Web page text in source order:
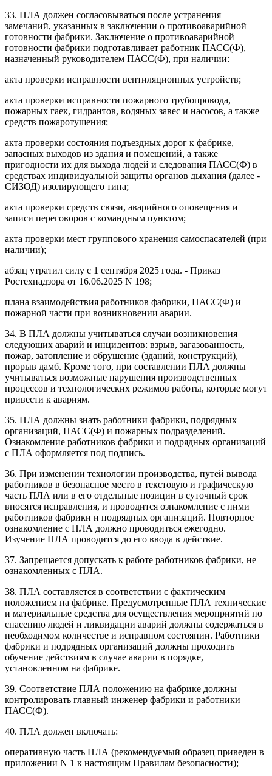
33. ПЛА должен согласовываться после устранения
замечаний, указанных в заключении о противоаварийной
готовности фабрики. Заключение о противоаварийной
готовности фабрики подготавливает работник ПАСС(Ф),
назначенный руководителем ПАСС(Ф), при наличии:
акта проверки исправности вентиляционных устройств;
акта проверки исправности пожарного трубопровода,
пожарных гаек, гидрантов, водяных завес и насосов, а также
средств пожаротушения;
акта проверки состояния подъездных дорог к фабрике,
запасных выходов из здания и помещений, а также
пригодности их для выхода людей и следования ПАСС(Ф) в
средствах индивидуальной защиты органов дыхания (далее -
СИЗОД) изолирующего типа;
акта проверки средств связи, аварийного оповещения и
записи переговоров с командным пунктом;
акта проверки мест группового хранения самоспасателей (при
наличии);
абзац утратил силу с 1 сентября 2025 года. - Приказ
Ростехнадзора от 16.06.2025 N 198;
плана взаимодействия работников фабрики, ПАСС(Ф) и
пожарной части при возникновении аварии.
34. В ПЛА должны учитываться случаи возникновения
следующих аварий и инцидентов: взрыв, загазованность,
пожар, затопление и обрушение (зданий, конструкций),
прорыв дамб. Кроме того, при составлении ПЛА должны
учитываться возможные нарушения производственных
процессов и технологических режимов работы, которые могут
привести к авариям.
35. ПЛА должны знать работники фабрики, подрядных
организаций, ПАСС(Ф) и пожарных подразделений.
Ознакомление работников фабрики и подрядных организаций
с ПЛА оформляется под подпись.
36. При изменении технологии производства, путей вывода
работников в безопасное место в текстовую и графическую
часть ПЛА или в его отдельные позиции в суточный срок
вносятся исправления, и проводится ознакомление с ними
работников фабрики и подрядных организаций. Повторное
ознакомление с ПЛА должно проводиться ежегодно.
Изучение ПЛА проводится до его ввода в действие.
37. Запрещается допускать к работе работников фабрики, не
ознакомленных с ПЛА.
38. ПЛА составляется в соответствии с фактическим
положением на фабрике. Предусмотренные ПЛА технические
и материальные средства для осуществления мероприятий по
спасению людей и ликвидации аварий должны содержаться в
необходимом количестве и исправном состоянии. Работники
фабрики и подрядных организаций должны проходить
обучение действиям в случае аварии в порядке,
установленном на фабрике.
39. Соответствие ПЛА положению на фабрике должны
контролировать главный инженер фабрики и работники
ПАСС(Ф).
40. ПЛА должен включать:
оперативную часть ПЛА (рекомендуемый образец приведен в
приложении N 1 к настоящим Правилам безопасности);